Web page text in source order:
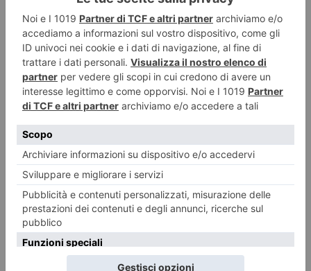
Sonia Girotto, “Maschera di piume”, gres, 2018
Ezio Gribaudo, “Grande Madre”, terracotta, 1952
Emergenza idrica, Piemonte e Liguria puntano sugli invasi